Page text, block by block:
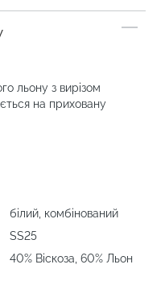
льону з вирізом
на приховану
білий, комбінований
SS25
40% Віскоза, 60% Льон